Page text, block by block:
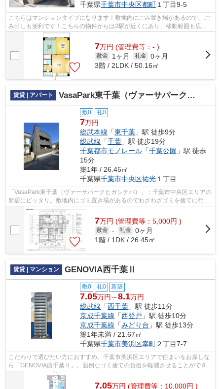
千葉県千葉市中央区都町１丁目9-5
こちらはマンションタイプになります！敷地内にごみ置き場があるので、ご
み出しも便利です！こちらの物件からは2駅が近くにあり、移動範囲も広が
7万円 (管理費等：- )
敷金 1ヶ月 礼金 0ヶ月
3階 / 2LDK / 50.16㎡
賃貸 | アパート VasaPark東千葉（ヴァーサパークヒガシチバ）
敷0 礼0
7万円
総武本線 「東千葉 」駅 徒歩9分
総武線 「千葉 」駅 徒歩19分
千葉都市モノレール 「千葉公園 」駅 徒歩
15分
築1年 / 26.45㎡
千葉県千葉市中央区祐光 １丁目
「VasaPark東千葉（ヴァーサパークヒガシチバ）」：千葉市中央区エリアの
新居にピッタリ。敷地内にゴミ置き場があるのでわざわざゴミを捨てに行く
手間が省けます。駅から徒歩9分のアパ...
7万円 (管理費等：5,000円 )
敷金 - 礼金 0ヶ月
1階 / 1DK / 26.45㎡
賃貸 | マンション GENOVIA西千葉Ⅱ
敷0 礼0 新築
7.05万円～8.1万円
総武線 「西千葉 」駅 徒歩11分
京成千葉線 「西登戸 」駅 徒歩10分
京成千葉線 「みどり台 」駅 徒歩13分
築1年未満 / 21.67㎡
千葉県千葉市美浜区幸町２丁目7-7
こだわりで選びたい方におすすめ。千葉市美浜区エリアで住まいをお探しな
ら「GENOVIA西千葉Ⅱ」。面倒なゴミ捨ての負担を軽減させることができる
のが敷地内ごみ置き場の魅力です。利便...
7.05万円 (管理費等：10,000円 )